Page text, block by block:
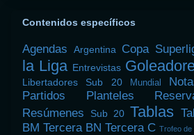
Contenidos específicos
Agendas Argentina Copa
la Liga Entrevistas
Libertadores Sub 20 Mundial
Partidos
Planteles
Resúmenes
Sub 20 Tablas
BM Tercera BN Tercera C Trofeo de